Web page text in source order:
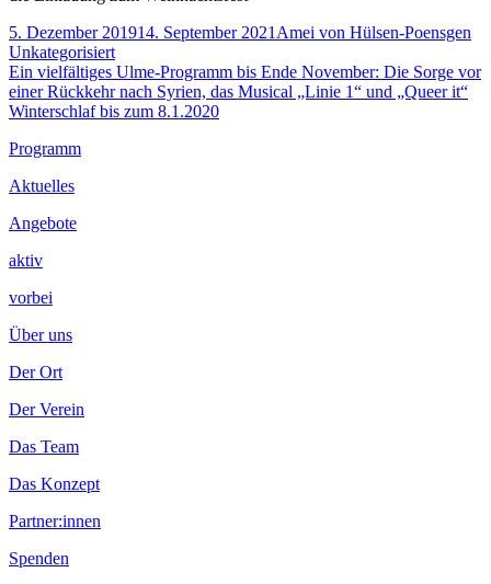
Veröffentlicht
am
5. Dezember 201914. September 2021 Autor
Amei von Hülsen-Poensgen
Unkategorisiert
Beitragsnavigation
Vorheriger
Beitrag:
Ein vielfältiges Ulme-Programm bis Ende November: Die Sorge vor
einer Rückkehr nach Syrien, das Musical „Linie 1“ und „Queer it“
Nächster
Winterschlaf bis zum 8.1.2020
Footer
Inhalt
Programm
Aktuelles
Angebote
aktiv
vorbei
Über uns
Der Ort
Der Verein
Das Team
Das Konzept
Partner:innen
Spenden